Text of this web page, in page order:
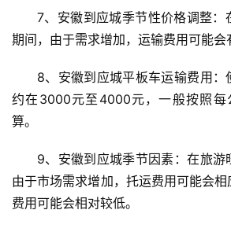
7、安徽到应城季节性价格调整：
期间，由于需求增加，运输费用可能会
8、安徽到应城平板车运输费用：
约在3000元至4000元，一般按照每
算。
9、安徽到应城季节因素：在旅游
由于市场需求增加，托运费用可能会相
费用可能会相对较低。